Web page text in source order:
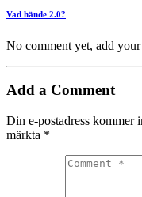
Vad hände 2.0?
No comment yet, add
Add a Comment
Din e-postadress kommer
märkta *